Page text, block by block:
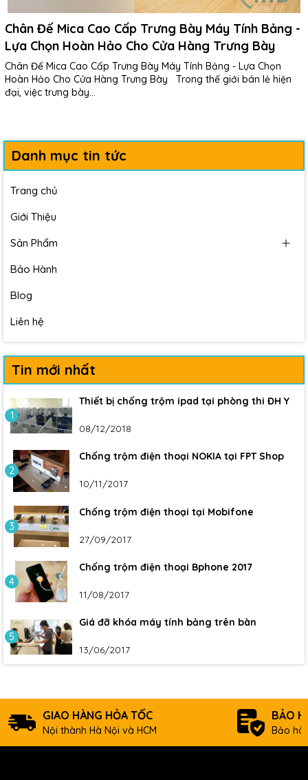
Chân Đế Mica Cao Cấp Trưng Bày Máy Tính Bảng -
Lựa Chọn Hoàn Hảo Cho Cửa Hàng Trưng Bày
Chân Đế Mica Cao Cấp Trưng Bày Máy Tính Bảng - Lựa Chọn
Hoàn Hảo Cho Cửa Hàng Trưng Bày Trong thế giới bán lẻ hiện
đại, việc trưng bày...
Danh mục tin tức
Trang chủ
Giới Thiệu
Sản Phẩm
Bảo Hành
Blog
Liên hệ
Tin mới nhất
1
Thiết bị chống trộm ipad tại phòng thi ĐH Y
08/12/2018
2
Chống trộm điện thoại NOKIA tại FPT Shop
10/11/2017
3
Chống trộm điện thoại tại Mobifone
27/09/2017
4
Chống trộm điện thoại Bphone 2017
11/08/2017
5
Giá đỡ khóa máy tính bảng trên bàn
13/06/2017
GIAO HÀNG HỎA TỐC
Nội thành Hà Nội và HCM
BẢO
Bảo